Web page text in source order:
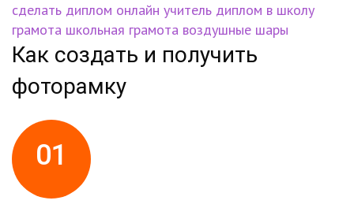
сделать диплом онлайн учитель диплом в школу
грамота школьная грамота воздушные шары
Как создать и получить
фоторамку
01